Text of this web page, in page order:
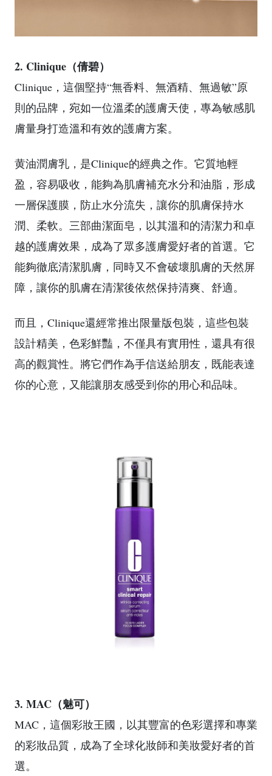
2. Clinique（倩碧）
Clinique，這個堅持“無香料、無酒精、無過敏”原
則的品牌，宛如一位溫柔的護膚天使，專為敏感肌
膚量身打造溫和有效的護膚方案。
黄油潤膚乳，是Clinique的經典之作。它質地輕
盈，容易吸收，能夠為肌膚補充水分和油脂，形成
一層保護膜，防止水分流失，讓你的肌膚保持水
潤、柔軟。三部曲潔面皂，以其溫和的清潔力和卓
越的護膚效果，成為了眾多護膚愛好者的首選。它
能夠徹底清潔肌膚，同時又不會破壞肌膚的天然屏
障，讓你的肌膚在清潔後依然保持清爽、舒適。
而且，Clinique還經常推出限量版包裝，這些包裝
設計精美，色彩鮮豔，不僅具有實用性，還具有很
高的觀賞性。將它們作為手信送給朋友，既能表達
你的心意，又能讓朋友感受到你的用心和品味。
3. MAC（魅可）
MAC，這個彩妝王國，以其豐富的色彩選擇和專業
的彩妝品質，成為了全球化妝師和美妝愛好者的首
選。